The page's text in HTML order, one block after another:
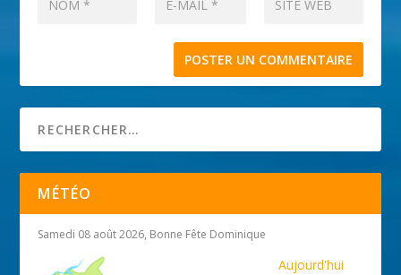
MÉTÉO
Samedi 08 août 2026, Bonne Fête Dominique
Aujourd'hui